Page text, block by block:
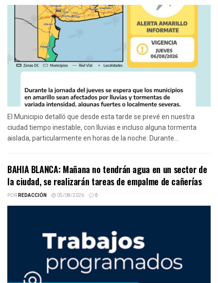
El Municipio detalló que desde esta tarde se prevé en nuestra
ciudad tiempo inestable, con lluvias e incluso alguna tormenta
aislada, particularmente en horas de la noche. Durante...
BAHIA BLANCA: Mañana no tendrán agua en un sector de
la ciudad, se realizarán tareas de empalme de cañerías
PORREDACCIÓN 05/08/2026 0